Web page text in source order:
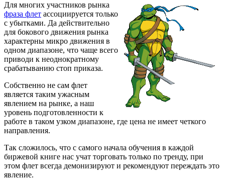
Для многих участников рынка
фраза флет ассоциируется только
с убытками. Да действительно
для бокового движения рынка
характерны микро движения в
одном диапазоне, что чаще всего
приводи к неоднократному
срабатыванию стоп приказа.
Собственно не сам флет
является таким ужасным
явлением на рынке, а наш
уровень подготовленности к
работе в таком узком диапазоне, где цена не имеет четкого
направления.
Так сложилось, что с самого начала обучения в каждой
биржевой книге нас учат торговать только по тренду, при
этом флет всегда демонизируют и рекомендуют переждать это
явление.